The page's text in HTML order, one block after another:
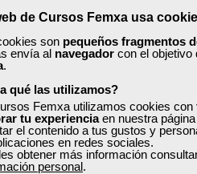
de Cursos Femxa usa
son pequeños fragmentos
envía al navegador con el objetivo
.
qué las utilizamos?
Femxa utilizamos cookies con
tu experienciaen nuestra
el contenido a tus gustos y
en redes sociales.
obtener más información
personal.
una duración de 20 horas.